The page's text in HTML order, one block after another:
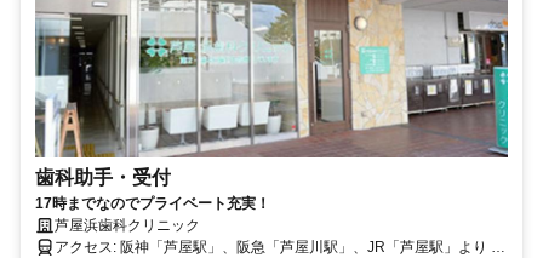
歯科助手・受付
17時までなのでプライベート充実！
芦屋浜歯科クリニック
アクセス: 阪神「芦屋駅」、阪急「芦屋川駅」、JR「芦屋駅」より 阪